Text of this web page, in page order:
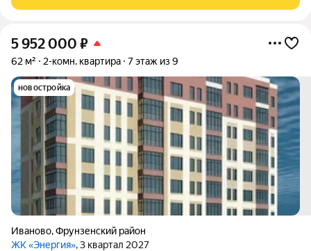
5 952 000 ₽
62 м² 2-комн. квартира 7 этаж из 9
новостройка
Иваново,Фрунзенский район
ЖК «Энергия», 3 квартал 2027